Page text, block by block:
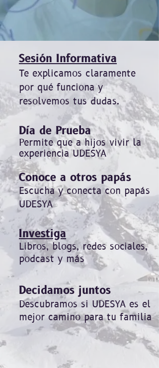
Sesión Informativa
Te explicamos claramente
por qué funciona y
resolvemos tus dudas.
Día de Prueba
Permite que a hijos vivir la
experiencia UDESYA
Conoce a otros papás
Escucha y conecta con papás
UDESYA
Investiga
Libros, blogs, redes sociales,
podcast y más
Decidamos juntos
Descubramos si UDESYA es el
mejor camino para tu familia